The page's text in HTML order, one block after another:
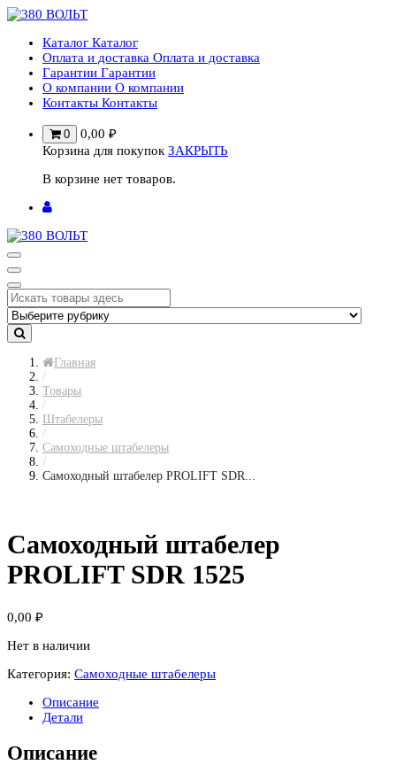
Перейти
содержимому
Каталог Каталог
Оплата и доставка Оплата и доставка
Гарантии Гарантии
О компании О компании
Контакты Контакты
0 0,00 ₽
Корзина для покупок ЗАКРЫТЬ
В корзине нет товаров.
Главная
/
Товары
/
Штабелеры
/
Самоходные штабелеры
/
Самоходный штабелер PROLIFT SDR...
Самоходный штабелер
PROLIFT SDR 1525
0,00 ₽
Нет в наличии
Категория: Самоходные штабелеры
Описание
Детали
Описание